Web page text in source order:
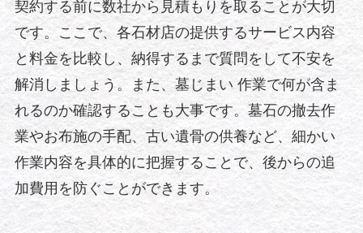
契約する前に数社から見積もりを取ることが大切
です。ここで、各石材店の提供するサービス内容
と料金を比較し、納得するまで質問をして不安を
解消しましょう。また、墓じまい 作業で何が含ま
れるのか確認することも大事です。墓石の撤去作
業やお布施の手配、古い遺骨の供養など、細かい
作業内容を具体的に把握することで、後からの追
加費用を防ぐことができます。